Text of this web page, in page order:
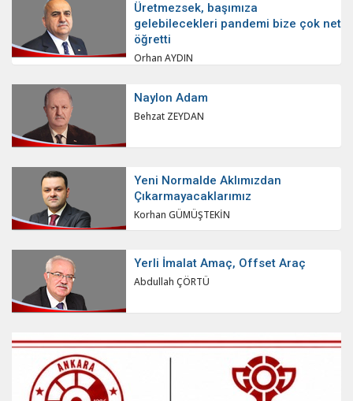
Üretmezsek, başımıza
gelebilecekleri pandemi bize çok net
öğretti
Orhan AYDIN
Naylon Adam
Behzat ZEYDAN
Yeni Normalde Aklımızdan
Çıkarmayacaklarımız
Korhan GÜMÜŞTEKİN
Yerli İmalat Amaç, Offset Araç
Abdullah ÇÖRTÜ